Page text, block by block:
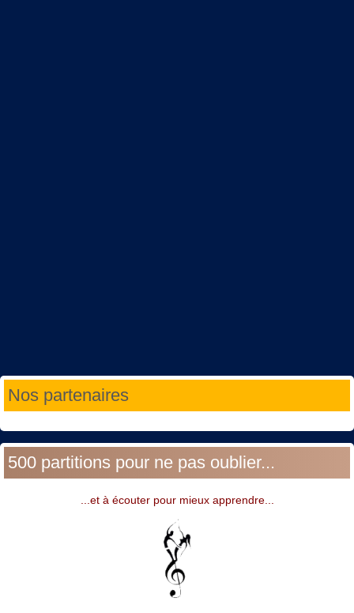
Nos partenaires
500 partitions pour ne pas oublier...
...et à écouter pour mieux apprendre...
Année
précédente
Mois
précédent
Année
suivante
Mois
suivant